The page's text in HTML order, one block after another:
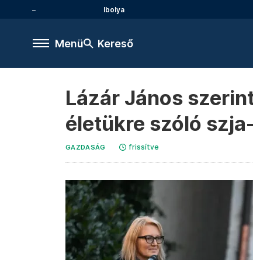
Ibolya
Menü Kereső
Lázár János
életükre szóló
GAZDASÁG frissítve